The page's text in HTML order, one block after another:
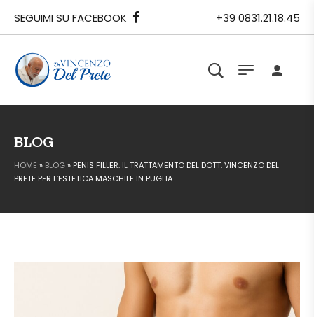
SEGUIMI SU FACEBOOK +39 0831.21.18.45
BLOG
HOME » BLOG» PENIS FILLER: IL TRATTAMENTO DEL DOTT. VINCENZO DEL
PRETE PER L’ESTETICA MASCHILE IN PUGLIA